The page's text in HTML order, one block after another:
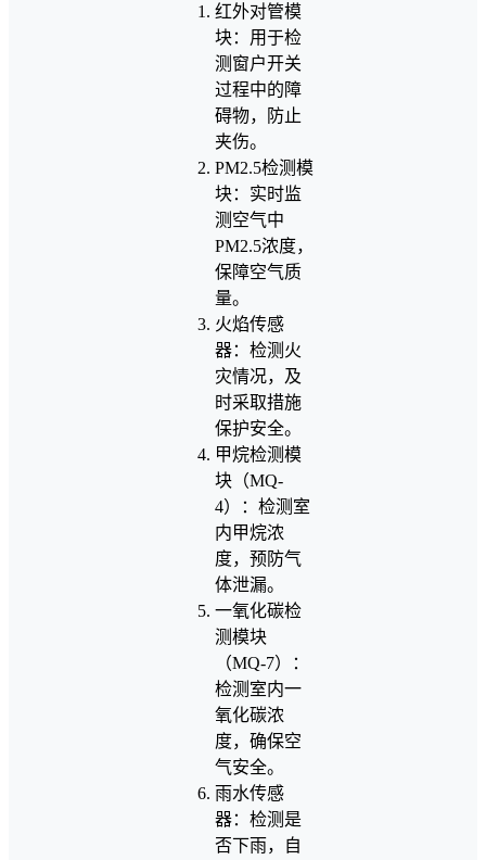
红外对管模
块：用于检
测窗户开关
过程中的障
碍物，防止
夹伤。
PM2.5检测模
块：实时监
测空气中
PM2.5浓度，
保障空气质
量。
火焰传感
器：检测火
灾情况，及
时采取措施
保护安全。
甲烷检测模
块（MQ-
4）：检测室
内甲烷浓
度，预防气
体泄漏。
一氧化碳检
测模块
（MQ-7）：
检测室内一
氧化碳浓
度，确保空
气安全。
雨水传感
器：检测是
否下雨，自